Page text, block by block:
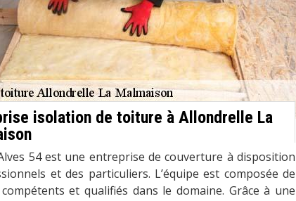
isolation de toiture à Allondrelle La
54 est une entreprise de couverture à disposition
et des particuliers. L’équipe est composée de
et qualifiés dans le domaine. Grâce à une